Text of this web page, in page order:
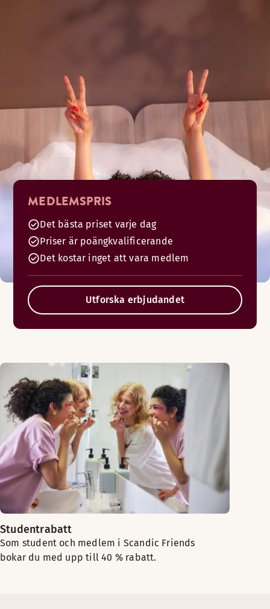
MEDLEMSPRIS
Det bästa priset varje dag
Priser är poängkvalificerande
Det kostar inget att vara medlem
Utforska erbjudandet
Studentrabatt
Som student och medlem i Scandic Friends
bokar du med upp till 40 % rabatt.